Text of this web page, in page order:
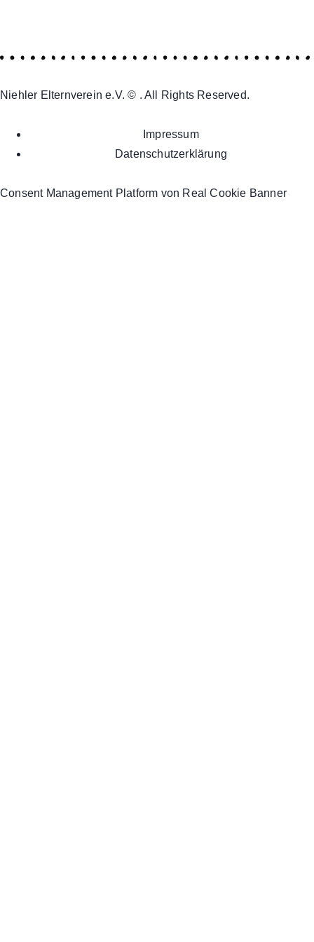
Niehler Elternverein e.V. © . All Rights Reserved.
Impressum
Datenschutzerklärung
Consent Management Platform von Real Cookie Banner